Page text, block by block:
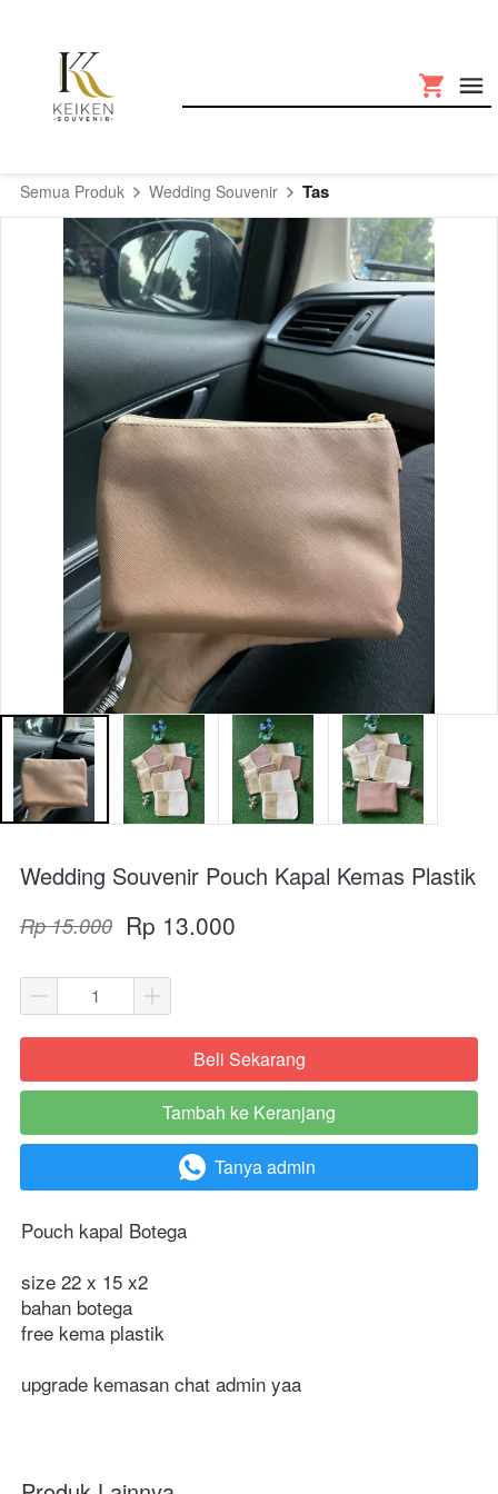
Semua Produk Wedding Souvenir Tas
Wedding Souvenir Pouch Kapal Kemas Plastik
Rp 15.000 Rp 13.000
`Beli Sekarang
`
Tambah ke Keranjang
` Tanya admin
Pouch kapal Botega
size 22 x 15 x2
bahan botega
free kema plastik
upgrade kemasan chat admin yaa